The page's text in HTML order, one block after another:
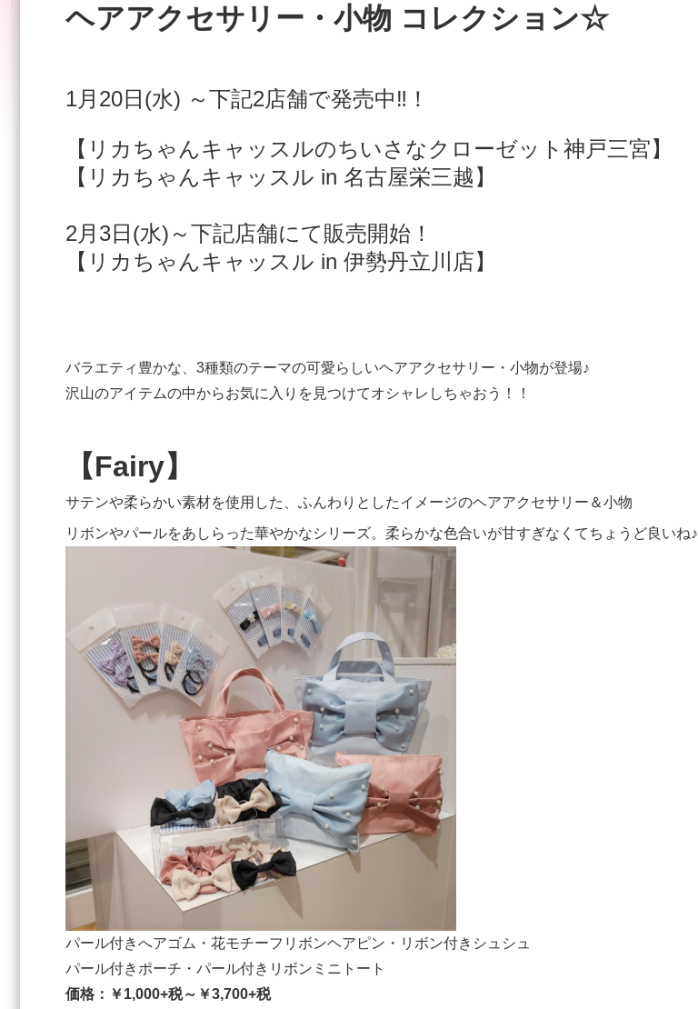
ヘアアクセサリー・小物 コレクション☆
1月20日(水) ～下記2店舗で発売中‼！
【リカちゃんキャッスルのちいさなクローゼット神戸三宮】
【リカちゃんキャッスル in 名古屋栄三越】
2月3日(水)～下記店舗にて販売開始！
【リカちゃんキャッスル in 伊勢丹立川店】
バラエティ豊かな、3種類のテーマの可愛らしいヘアアクセサリー・小物が登場♪
沢山のアイテムの中からお気に入りを見つけてオシャレしちゃおう！！
【Fairy】
サテンや柔らかい素材を使用した、ふんわりとしたイメージのヘアアクセサリー＆小物
リボンやパールをあしらった華やかなシリーズ。柔らかな色合いが甘すぎなくてちょうど良いね♪
パール付きへアゴム・花モチーフリボンヘアピン・リボン付きシュシュ
パール付きポーチ・パール付きリボンミニトート
価格：￥1,000+税～￥3,700+税